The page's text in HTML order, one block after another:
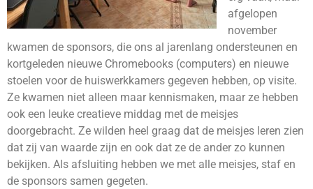
afgelopen
november
kwamen de sponsors, die ons al jarenlang ondersteunen en
kortgeleden nieuwe Chromebooks (computers) en nieuwe
stoelen voor de huiswerkkamers gegeven hebben, op visite.
Ze kwamen niet alleen maar kennismaken, maar ze hebben
ook een leuke creatieve middag met de meisjes
doorgebracht. Ze wilden heel graag dat de meisjes leren zien
dat zij van waarde zijn en ook dat ze de ander zo kunnen
bekijken. Als afsluiting hebben we met alle meisjes, staf en
de sponsors samen gegeten.